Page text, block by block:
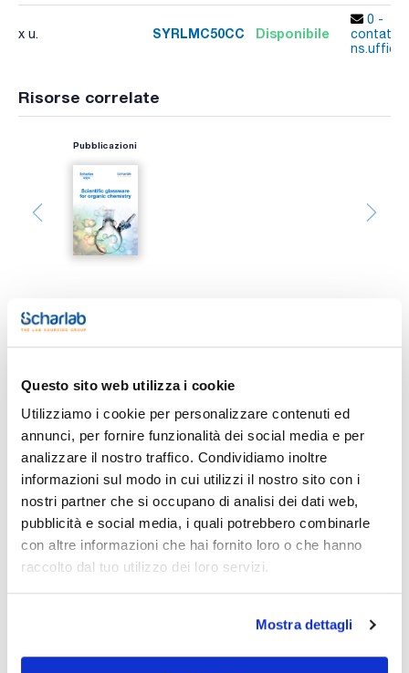
Questo sito web utilizza i cookie
Utilizziamo i cookie per personalizzare contenuti ed
annunci, per fornire funzionalità dei social media e per
analizzare il nostro traffico. Condividiamo inoltre
informazioni sul modo in cui utilizzi il nostro sito con i
nostri partner che si occupano di analisi dei dati web,
pubblicità e social media, i quali potrebbero combinarle
con altre informazioni che hai fornito loro o che hanno
raccolto dal tuo utilizzo dei loro servizi.
Mostra dettagli
x u. SYRLMC50CC Disponibile
0 -
contatta
ns.uffici
Risorse correlate
Pubblicazioni
Stampa pagina prodotto
Pack (u.) : 1
Siringhe in vetro neutro con anello ambrato sul pistone.
Autoclavabili. Confezione individuale.
Vedi di più
Documentazione tecnica
TDS / Scheda tecnica
COA
SDS / Scheda di